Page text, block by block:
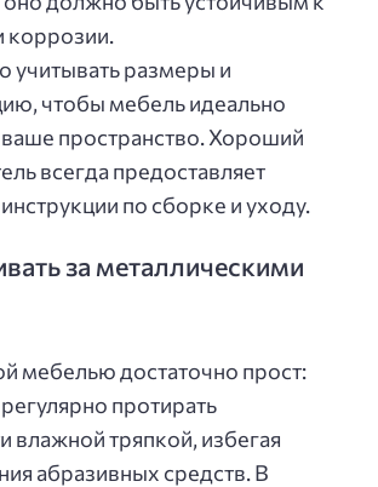
коррозии.
учитывать размеры и
чтобы мебель идеально
ваше пространство. Хороший
всегда предоставляет
по сборке и уходу.
за металлическими
мебелью достаточно прост:
протирать
влажной тряпкой, избегая
абразивных средств. В